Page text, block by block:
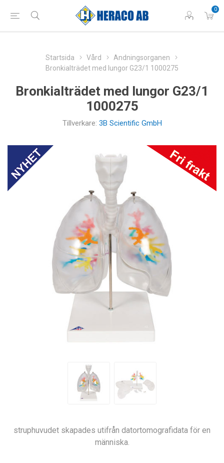
0
Startsida Vård
Andningsorganen
Bronkialträdet med lungor G23/1 1000275
Bronkialträdet med lungor G23/1
1000275
Tillverkare: 3B Scientific GmbH
struphuvudet skapades utifrån datortomografidata för en
människa.